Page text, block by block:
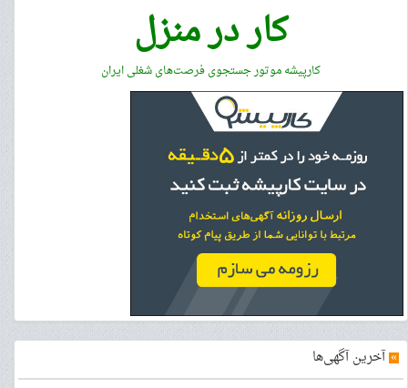
کار در منزل
کارپیشه موتور جستجوی فرصت‌های شغلی ایران
»آخرین آگهی‌ها